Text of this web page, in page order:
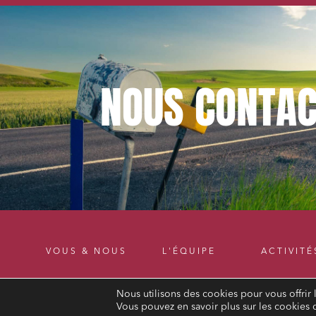
NOUS
VOUS & NOUS L'ÉQUIPE
Nous utilisons des cookies pour vous
Vous pouvez en savoir plus sur les